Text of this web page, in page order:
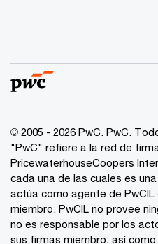
© 2005 - 2026 PwC. PwC.
"PwC" refiere a la red de
PricewaterhouseCoopers
cada una de las cuales es
actúa como agente de
miembro. PwCIL no provee
no es responsable por los
sus firmas miembro, así